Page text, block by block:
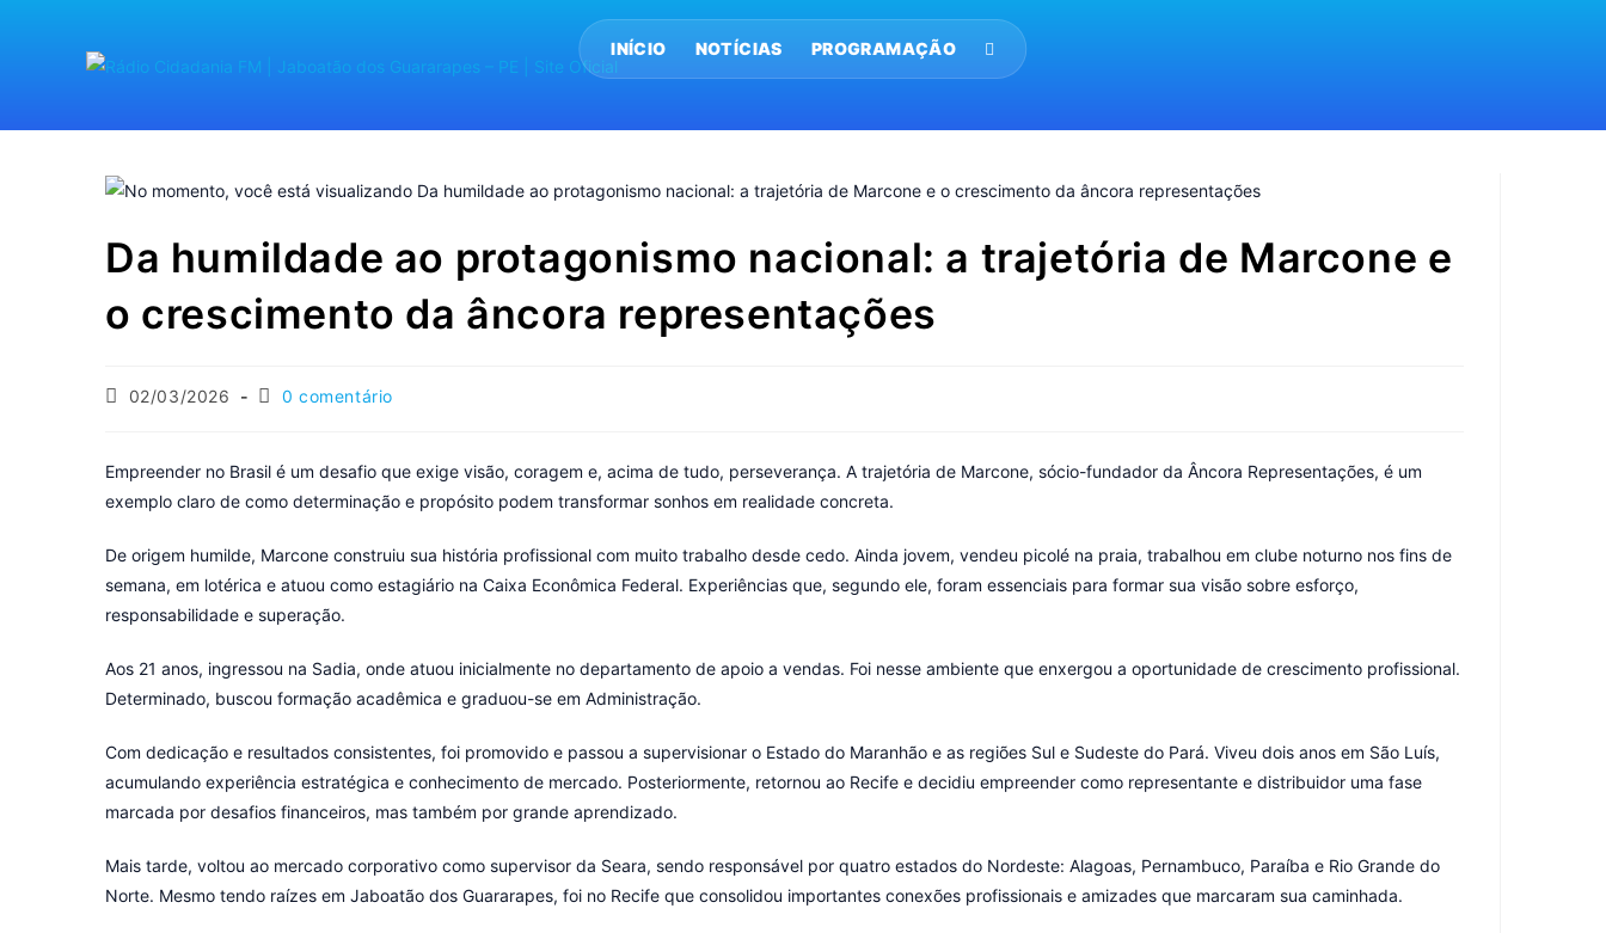
INÍCIO NOTÍCIAS PROGRAMAÇÃO
Da humildade ao protagonismo nacional: a trajetória de Marcone e
o crescimento da âncora representações
02/03/2026 0 comentário
Empreender no Brasil é um desafio que exige visão, coragem e, acima de tudo, perseverança. A trajetória de Marcone, sócio-fundador da Âncora Representações, é um
exemplo claro de como determinação e propósito podem transformar sonhos em realidade concreta.
De origem humilde, Marcone construiu sua história profissional com muito trabalho desde cedo. Ainda jovem, vendeu picolé na praia, trabalhou em clube noturno nos fins de
semana, em lotérica e atuou como estagiário na Caixa Econômica Federal. Experiências que, segundo ele, foram essenciais para formar sua visão sobre esforço,
responsabilidade e superação.
Aos 21 anos, ingressou na Sadia, onde atuou inicialmente no departamento de apoio a vendas. Foi nesse ambiente que enxergou a oportunidade de crescimento profissional.
Determinado, buscou formação acadêmica e graduou-se em Administração.
Com dedicação e resultados consistentes, foi promovido e passou a supervisionar o Estado do Maranhão e as regiões Sul e Sudeste do Pará. Viveu dois anos em São Luís,
acumulando experiência estratégica e conhecimento de mercado. Posteriormente, retornou ao Recife e decidiu empreender como representante e distribuidor uma fase
marcada por desafios financeiros, mas também por grande aprendizado.
Mais tarde, voltou ao mercado corporativo como supervisor da Seara, sendo responsável por quatro estados do Nordeste: Alagoas, Pernambuco, Paraíba e Rio Grande do
Norte. Mesmo tendo raízes em Jaboatão dos Guararapes, foi no Recife que consolidou importantes conexões profissionais e amizades que marcaram sua caminhada.